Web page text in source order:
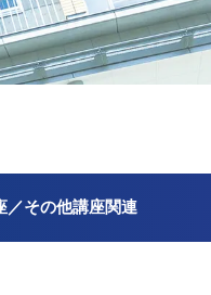
／その他講座関連